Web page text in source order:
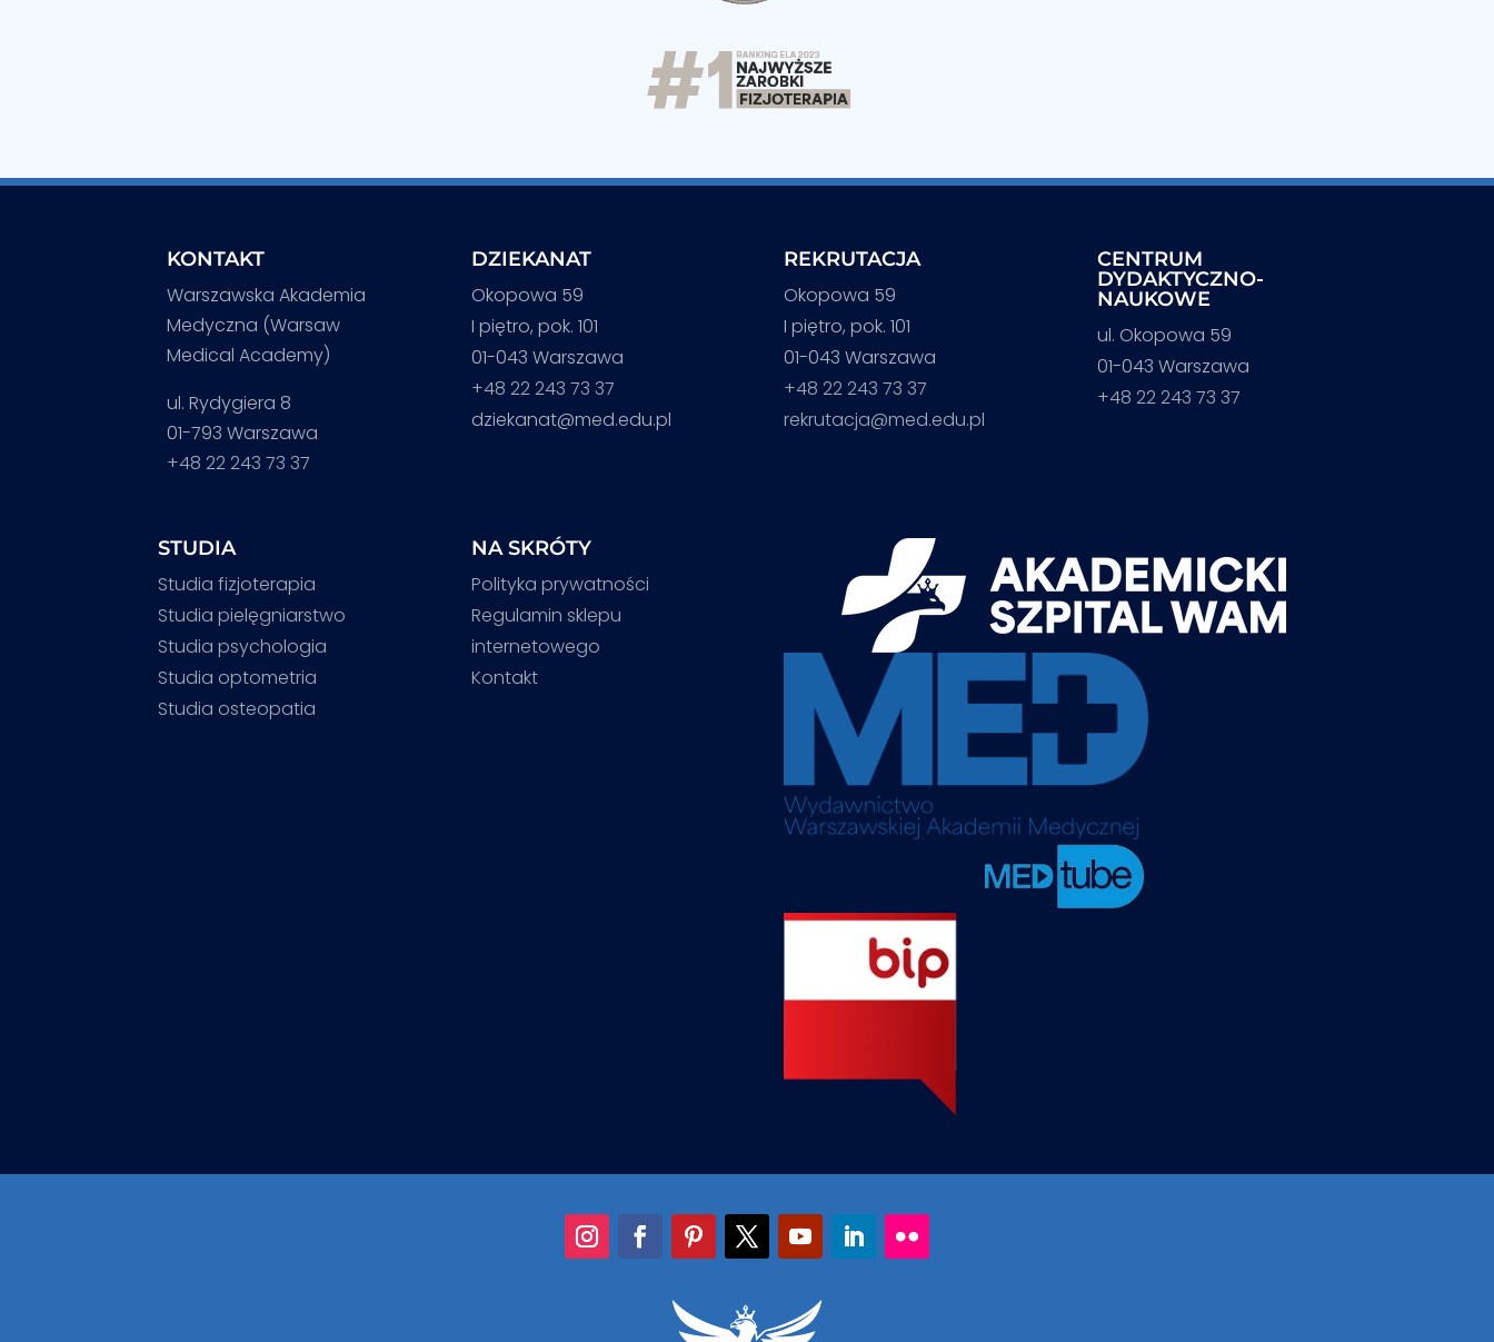
KONTAKT
Warszawska Akademia
Medyczna (Warsaw
Medical Academy)
ul. Rydygiera 8
01-793 Warszawa
+48 22 243 73 37
DZIEKANAT
Okopowa 59
I piętro, pok. 101
01-043 Warszawa
+48 22 243 73 37
dziekanat@med.edu.pl
REKRUTACJA
Okopowa 59
I piętro, pok. 101
01-043 Warszawa
+48 22 243 73 37
rekrutacja@med.edu.pl
CENTRUM
DYDAKTYCZNO-
NAUKOWE
ul. Okopowa 59
01-043 Warszawa
+48 22 243 73 37
STUDIA
Studia fizjoterapia
Studia pielęgniarstwo
Studia psychologia
Studia optometria
Studia osteopatia
NA SKRÓTY
Polityka prywatności
Regulamin sklepu
internetowego
Kontakt